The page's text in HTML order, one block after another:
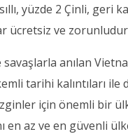
yüzde 2 Çinli, geri
ücretsiz ve
savaşlarla anılan
tarihi kalıntıları
için önemli bir
en az ve en güvenli